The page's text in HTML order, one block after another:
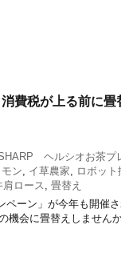
費税が上る前に畳
ヘルシオお茶プ
モン イ草農家
ロボッ
肩ロース
畳替え
ーン」が今年も開催さ
機会に畳替えしません